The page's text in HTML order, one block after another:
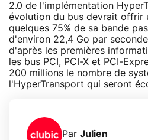
2.0 de l'implémentation
évolution du bus devrait offrir
quelques 75% de sa bande
d'environ 22,4 Go par
d'après les premières
les bus PCI, PCI-X et PCI-
200 millions le nombre de
l'HyperTransport qui seront
Par Julien